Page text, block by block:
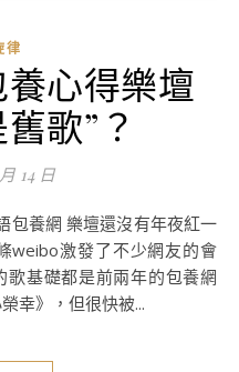
律
心得樂壇
歌”？
14 日
weibo激發了不少網友的會
基礎都是前兩年的包養網
幸》，但很快被...